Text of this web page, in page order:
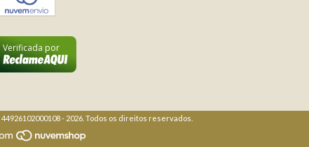
Verificada por
44926102000108 - 2026. Todos os direitos reservados.